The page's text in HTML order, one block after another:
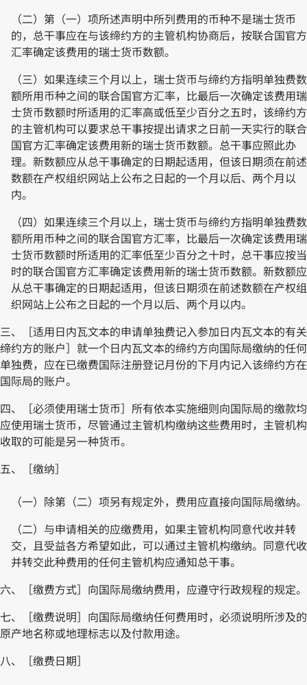
（二）第（一）项所述声明中所列费用的币种不是瑞士货币
的，总干事应在与该缔约方的主管机构协商后，按联合国官方
汇率确定该费用的瑞士货币数额。
（三）如果连续三个月以上，瑞士货币与缔约方指明单独费数
额所用币种之间的联合国官方汇率，比最后一次确定该费用瑞
士货币数额时所适用的汇率高或低至少百分之五时，该缔约方
的主管机构可以要求总干事按提出请求之日前一天实行的联合
国官方汇率确定该费用新的瑞士货币数额。总干事应照此办
理。新数额应从总干事确定的日期起适用，但该日期须在前述
数额在产权组织网站上公布之日起的一个月以后、两个月以
内。
（四）如果连续三个月以上，瑞士货币与缔约方指明单独费数
额所用币种之间的联合国官方汇率，比最后一次确定该费用瑞
士货币数额时所适用的汇率低至少百分之十时，总干事应按当
时的联合国官方汇率确定该费用新的瑞士货币数额。新数额应
从总干事确定的日期起适用，但该日期须在前述数额在产权组
织网站上公布之日起的一个月以后、两个月以内。
三、［适用日内瓦文本的申请单独费记入参加日内瓦文本的有关
缔约方的账户］就一个日内瓦文本的缔约方向国际局缴纳的任何
单独费，应在已缴费国际注册登记月份的下月内记入该缔约方在
国际局的账户。
四、［必须使用瑞士货币］所有依本实施细则向国际局的缴款均
应使用瑞士货币，尽管通过主管机构缴纳这些费用时，主管机构
收取的可能是另一种货币。
五、［缴纳］
（一）除第（二）项另有规定外，费用应直接向国际局缴纳。
（二）与申请相关的应缴费用，如果主管机构同意代收并转
交，且受益各方希望如此，可以通过主管机构缴纳。同意代收
并转交此种费用的任何主管机构应通知总干事。
六、［缴费方式］向国际局缴纳费用，应遵守行政规程的规定。
七、［缴费说明］向国际局缴纳任何费用时，必须说明所涉及的
原产地名称或地理标志以及付款用途。
八、［缴费日期］